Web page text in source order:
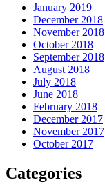
January 2019
December 2018
November 2018
October 2018
September 2018
August 2018
July 2018
June 2018
February 2018
December 2017
November 2017
October 2017
Categories